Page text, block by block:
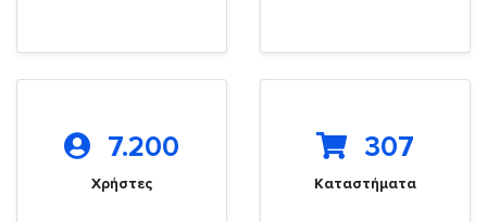
7.200
Χρήστες
307
Καταστήματα